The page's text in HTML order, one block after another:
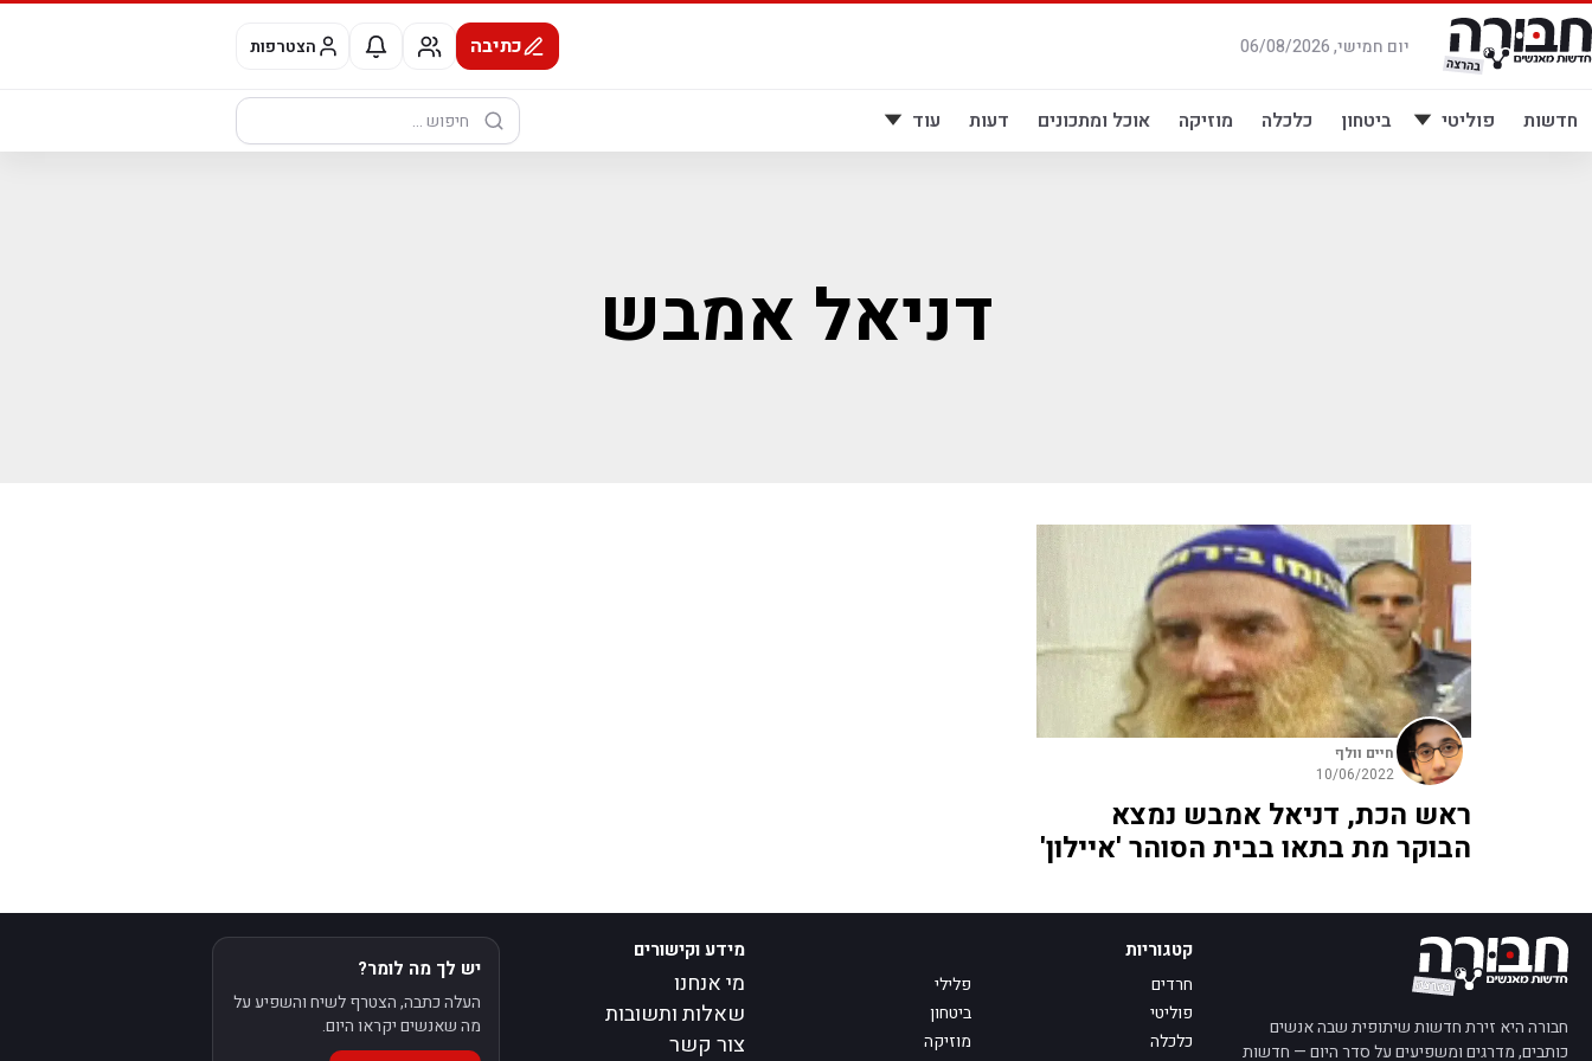
דלג
לתוכן
יום חמישי, 06/08/2026 כתיבה הצטרפות
חדשות פוליטי ביטחון כלכלה מוזיקה אוכל ומתכונים דעות עוד
חיפוש:
דניאל אמבש
חיים וולף
10/06/2022
ראש הכת, דניאל אמבש נמצא
הבוקר מת בתאו בבית הסוהר 'איילון'
חבורה היא זירת חדשות שיתופית שבה אנשים
כותבים, מדרגים ומשפיעים על סדר היום — חדשות
קטגוריות
חרדים
פלילי
פוליטי
ביטחון
כלכלה
מוזיקה
מידע וקישורים
מי אנחנו
שאלות ותשובות
צור קשר
יש לך מה לומר?
העלה כתבה, הצטרף לשיח והשפיע על
מה שאנשים יקראו היום.